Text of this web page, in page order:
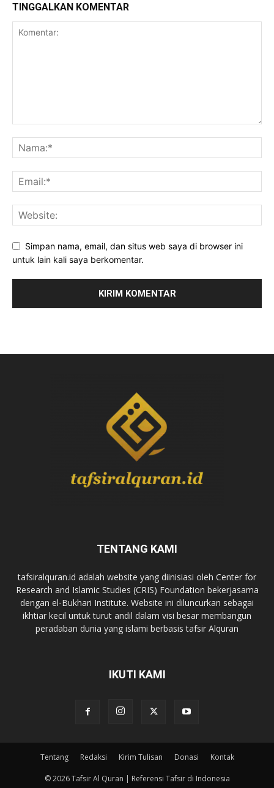
TINGGALKAN KOMENTAR
Simpan nama, email, dan situs web saya di browser ini
untuk lain kali saya berkomentar.
TENTANG KAMI
tafsiralquran.id adalah website yang diinisiasi oleh Center for
Research and Islamic Studies (CRIS) Foundation bekerjasama
dengan el-Bukhari Institute. Website ini diluncurkan sebagai
ikhtiar kecil untuk turut andil dalam visi besar membangun
peradaban dunia yang islami berbasis tafsir Alquran
IKUTI KAMI
Tentang Redaksi Kirim Tulisan Donasi Kontak
© 2026 Tafsir Al Quran | Referensi Tafsir di Indonesia